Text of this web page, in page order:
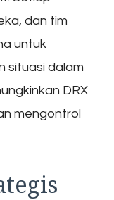
dan tim
untuk
situasi dalam
DRX
mengontrol